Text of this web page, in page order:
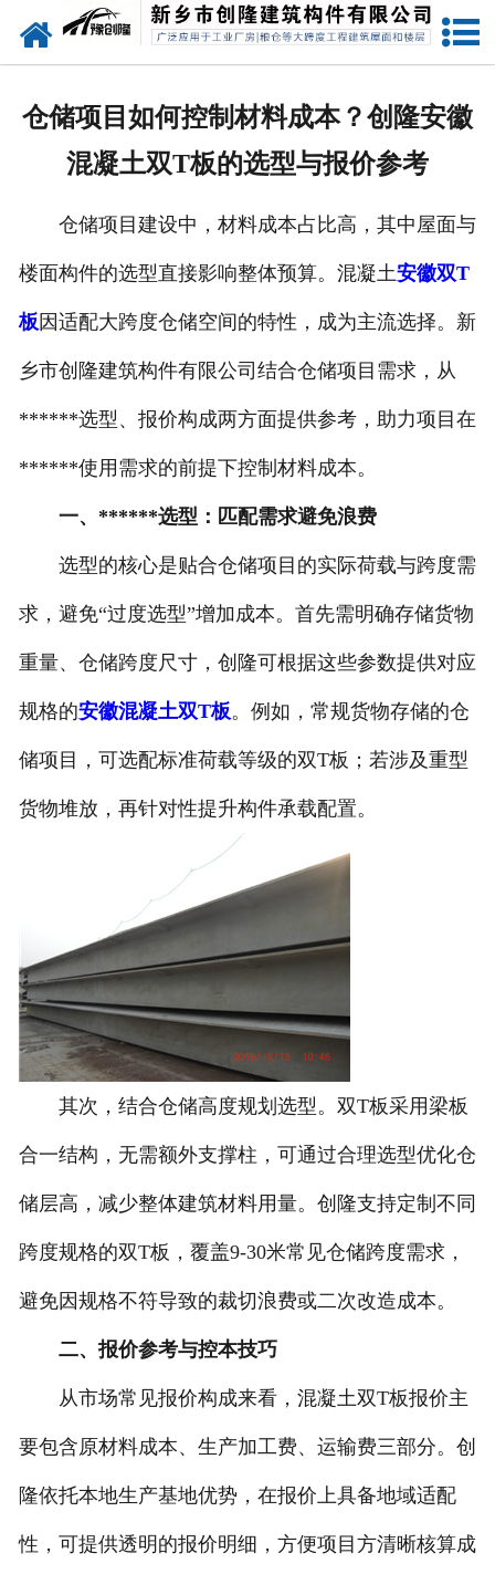
网站首页
资质荣誉
成功案例
联系我们
仓储项目如何控制材料成本？创隆安徽
混凝土双T板的选型与报价参考
仓储项目建设中，材料成本占比高，其中屋面与
楼面构件的选型直接影响整体预算。混凝土安徽双T
板因适配大跨度仓储空间的特性，成为主流选择。新
乡市创隆建筑构件有限公司结合仓储项目需求，从
******选型、报价构成两方面提供参考，助力项目在
******使用需求的前提下控制材料成本。
一、******选型：匹配需求避免浪费
选型的核心是贴合仓储项目的实际荷载与跨度需
求，避免“过度选型”增加成本。首先需明确存储货物
重量、仓储跨度尺寸，创隆可根据这些参数提供对应
规格的安徽混凝土双T板。例如，常规货物存储的仓
储项目，可选配标准荷载等级的双T板；若涉及重型
货物堆放，再针对性提升构件承载配置。
其次，结合仓储高度规划选型。双T板采用梁板
合一结构，无需额外支撑柱，可通过合理选型优化仓
储层高，减少整体建筑材料用量。创隆支持定制不同
跨度规格的双T板，覆盖9-30米常见仓储跨度需求，
避免因规格不符导致的裁切浪费或二次改造成本。
二、报价参考与控本技巧
从市场常见报价构成来看，混凝土双T板报价主
要包含原材料成本、生产加工费、运输费三部分。创
隆依托本地生产基地优势，在报价上具备地域适配
性，可提供透明的报价明细，方便项目方清晰核算成